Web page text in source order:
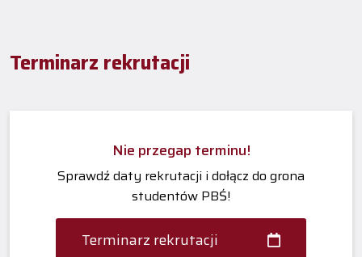
Terminarz rekrutacji
Nie przegap terminu!
Sprawdź daty rekrutacji i dołącz do grona
studentów PBŚ!
Terminarz rekrutacji